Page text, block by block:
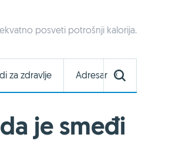
posveti potrošnji kalorija.
za zdravlje Adresar
je smeđi